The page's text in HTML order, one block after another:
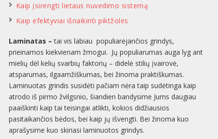
Kaip įsirengti lietaus nuvedimo sistemą
Kaip efektyviai išnaikinti piktžoles
Laminatas – tai vis labiau populiarėjančios grindys,
prieinamos kiekvienam žmogui. Jų populiarumas auga lyg ant
mielių dėl kelių svarbių faktorių – didelė stilių įvairovė,
atsparumas, ilgaamžiškumas, bei žinoma praktiškumas.
Laminuotas grindis susidėti pačiam nėra taip sudėtinga kaip
atrodo iš pirmo žvilgsnio, šiandien bandysime Jums daugiau
paaiškinti kaip tai teisingai atlikti, kokios didžiausios
pasitaikančios bėdos, bei kaip jų išvengti. Bei žinoma kuo
aprašysime kuo skiriasi laminuotos grindys.